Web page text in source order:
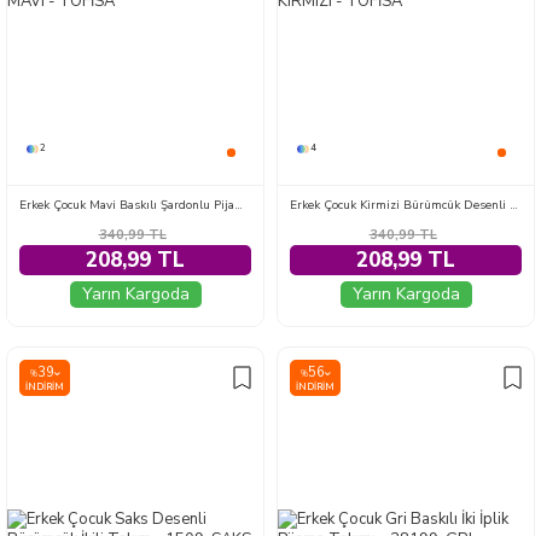
2
Erkek Çocuk Mavi Baskılı Şardonlu Pijama Takımı - 28243-MAVI
340,99TL
208,99 TL
Yarın Kargoda
4
Erkek Çocuk Kirmizi Bürümcük Desenli Şortlu Takım - 1507-KIRMIZI
340,99TL
208,99 TL
Yarın Kargoda
%39
İNDIRIM
%56
İNDIRIM